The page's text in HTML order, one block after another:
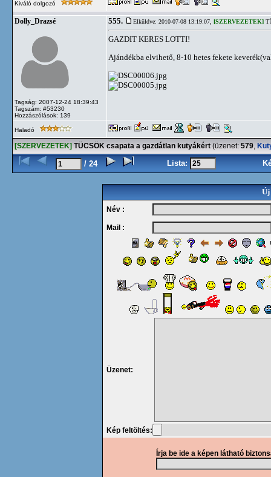
Kiváló dolgozó
Dolly_Drazsé
Tagság: 2007-12-24 18:39:43
Tagszám: #53230
Hozzászólások: 139
555. Elküldve: 2010-07-08 13:19:07, [SZERVEZETEK]
GAZDIT KERES LOTTI!
Ajándékba elvihető, 8-10 hetes fekete
Haladó
[SZERVEZETEK] TÜCSÖK csapata a gazdátlan kutyákért (üzenet: 579,
/ 24 Lista:
Új
Név :
Mail :
Üzenet:
Kép feltöltés:
Írja be ide a képen látható